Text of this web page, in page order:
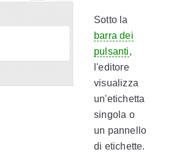
Sotto la
barra dei
pulsanti,
l'editore
visualizza
un'etichetta
singola o
un pannello
di etichette.